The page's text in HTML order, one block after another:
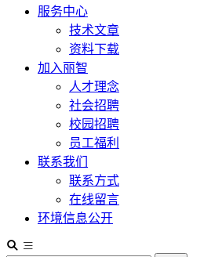
服务中心
技术文章
资料下载
加入丽智
人才理念
社会招聘
校园招聘
员工福利
联系我们
联系方式
在线留言
环境信息公开